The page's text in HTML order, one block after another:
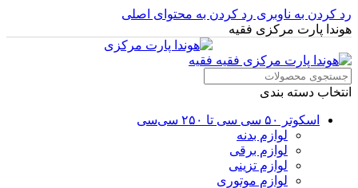
رد کردن به ناوبری رد کردن به محتوای اصلی
هوندا پارت مرکزی فقیه
انتخاب دسته بندی
اسکوتر ۵۰ سی سی تا ۲۵۰ سی‌سی
لوازم بدنه
لوازم برقی
لوازم تزینی
لوازم موتوری